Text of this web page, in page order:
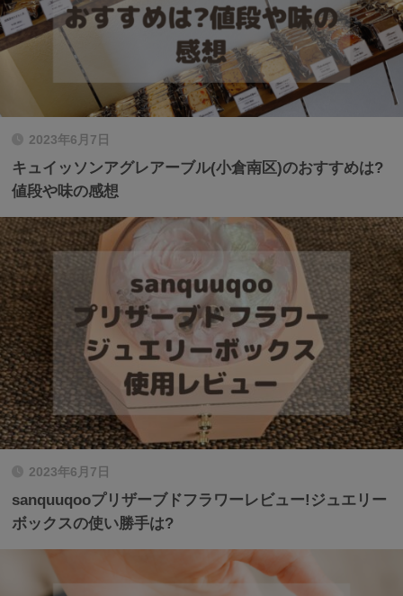
2023年6月7日
キュイッソンアグレアーブル(小倉南区)のおすすめは?
値段や味の感想
2023年6月7日
sanquuqooプリザーブドフラワーレビュー!ジュエリー
ボックスの使い勝手は?